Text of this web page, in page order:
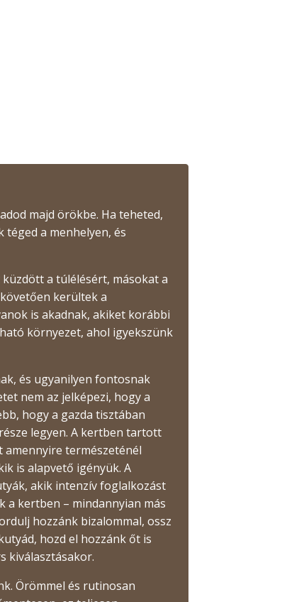
majd örökbe. Ha teheted,
a menhelyen, és
a túlélésért, másokat a
kerültek a
is akadnak, akiket korábbi
környezet, ahol igyekszünk
és ugyanilyen fontosnak
nem az jelképezi, hogy a
hogy a gazda tisztában
legyen. A kertben tartott
természeténél
is alapvető igényük. A
akik intenzív foglalkozást
a kertben – mindannyian más
hozzánk bizalommal, ossz
hozd el hozzánk őt is
kiválasztásakor.
Örömmel és rutinosan